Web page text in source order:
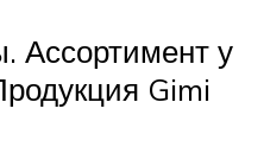
Ассортимент у
Gimi